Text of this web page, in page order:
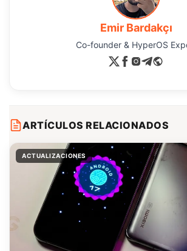
Emir Bardakçı
Co-founder & HyperOS
ARTÍCULOS RELACIONADOS
ACTUALIZACIONES